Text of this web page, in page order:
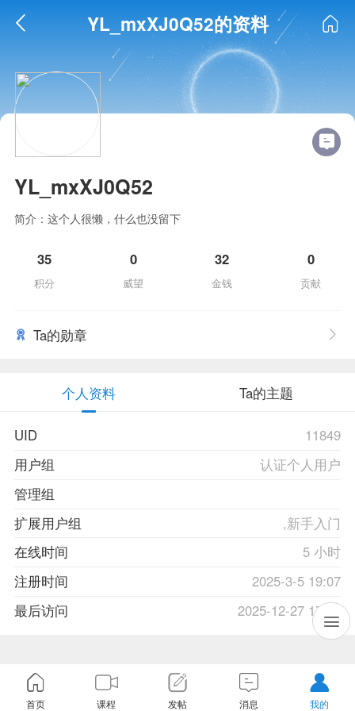
YL_mxXJ0Q52的资料
YL_mxXJ0Q52
简介：这个人很懒，什么也没留下
35
积分
0
威望
32
金钱
0
贡献
Ta的勋章
个人资料 Ta的主题
UID
11849
用户组
认证个人用户
管理组
扩展用户组
,新手入门
在线时间
5 小时
注册时间
2025-3-5 19:07
最后访问
2025-12-27 17:11
首页 课程 发帖 消息 我的